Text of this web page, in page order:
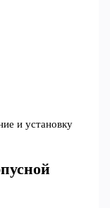
и установку